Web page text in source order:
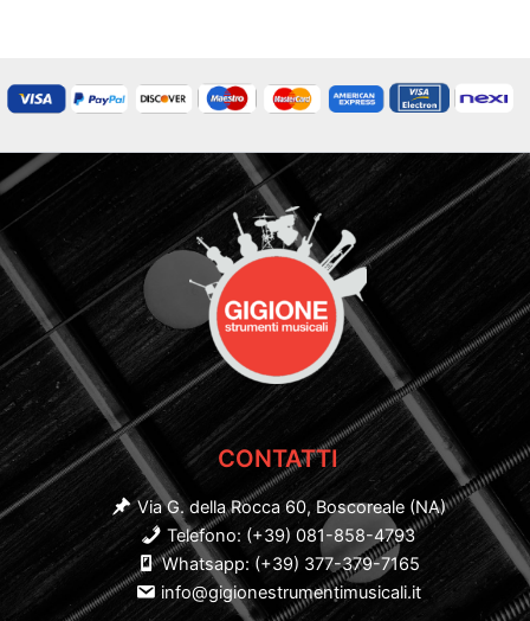
CONTATTI
Via G. della Rocca 60, Boscoreale (NA)
Telefono: (+39) 081-858-4793
Whatsapp: (+39) 377-379-7165
info@gigionestrumentimusicali.it